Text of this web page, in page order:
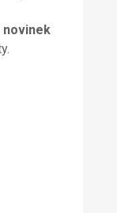
novinek